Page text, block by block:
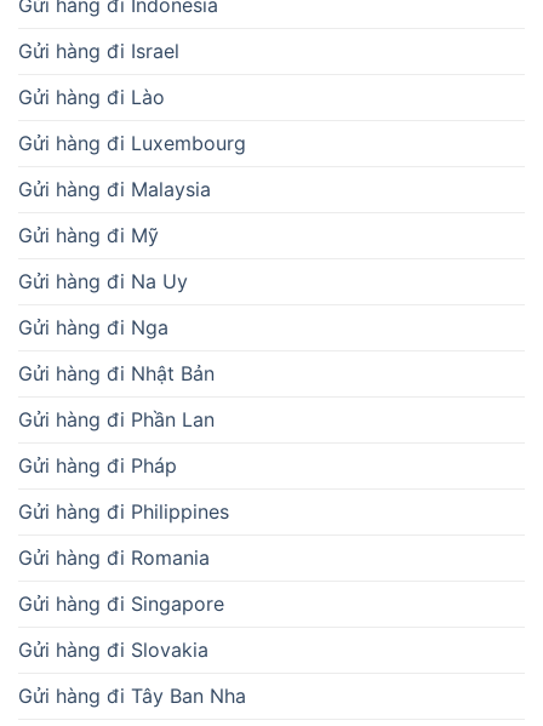
Gửi hàng đi Mỹ
Gửi hàng đi Na Uy
Gửi hàng đi Nga
Gửi hàng đi Nhật Bản
Gửi hàng đi Phần Lan
Gửi hàng đi Pháp
Gửi hàng đi Philippines
Gửi hàng đi Romania
Gửi hàng đi Singapore
Gửi hàng đi Slovakia
Gửi hàng đi Tây Ban Nha
Gửi hàng đi Thái Lan
Gửi hàng đi Thụy Điển
Gửi hàng đi Thụy Sĩ
Gửi hàng đi Trung Quốc
Gửi hàng đi Úc